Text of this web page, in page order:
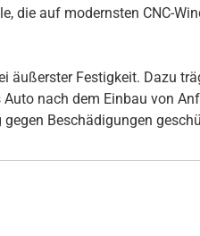
die auf modernsten CNC-
Festigkeit. Dazu
nach dem Einbau von
Beschädigungen